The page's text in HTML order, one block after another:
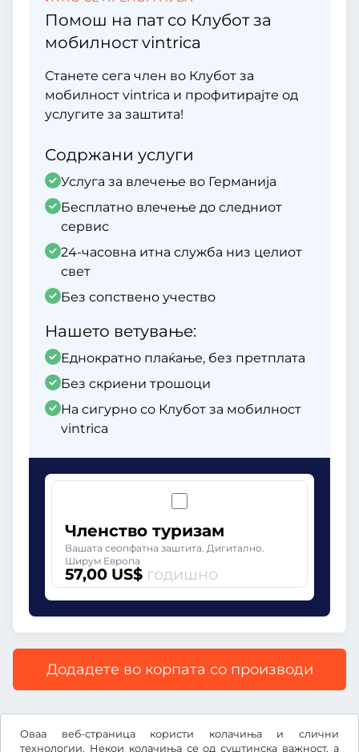
Оваа веб-страница користи колачиња и слични
технологии. Некои колачиња се од суштинска важност, а
Помош на пат со Клубот за
мобилност vintrica
Станете сега член во Клубот за
мобилност vintrica и профитирајте од
услугите за заштита!
Содржани услуги
Услуга за влечење во Германија
Бесплатно влечење до следниот
сервис
24-часовна итна служба низ целиот
свет
Без сопствено учество
Нашето ветување:
Еднократно плаќање, без претплата
Без скриени трошоци
На сигурно со Клубот за мобилност
vintrica
Членство туризам
Вашата сеопфатна заштита. Дигитално.
Ширум Европа
57,00 US$ годишно
Додадете во корпата со производи
Сите цени со вклучен законски ДДВ.